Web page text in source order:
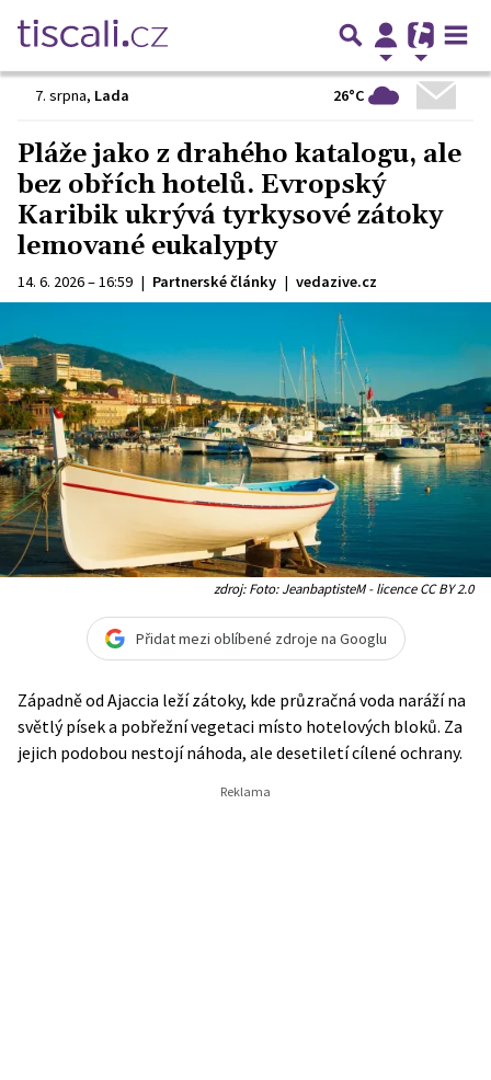
7. srpna, Lada 26°C
Pláže jako z drahého katalogu, ale
bez obřích hotelů. Evropský
Karibik ukrývá tyrkysové zátoky
lemované eukalypty
14. 6. 2026 – 16:59 | Partnerské články | vedazive.cz
zdroj: Foto: JeanbaptisteM - licence CC BY 2.0
Přidat mezi oblíbené zdroje na Googlu
Západně od Ajaccia leží zátoky, kde průzračná voda naráží na
světlý písek a pobřežní vegetaci místo hotelových bloků. Za
jejich podobou nestojí náhoda, ale desetiletí cílené ochrany.